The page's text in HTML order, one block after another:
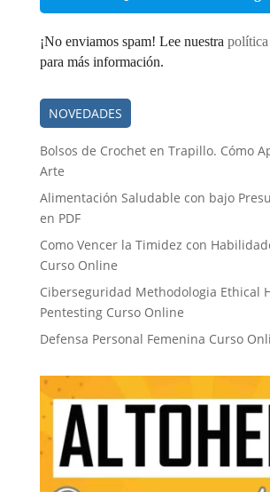
¡No enviamos spam! Lee nuestra
para más información.
NOVEDADES
Bolsos de Crochet en Trapillo. Cómo
Arte
Alimentación Saludable con bajo
en PDF
Como Vencer la Timidez con
Curso Online
Ciberseguridad Methodologia Ethical
Pentesting Curso Online
Defensa Personal Femenina Curso